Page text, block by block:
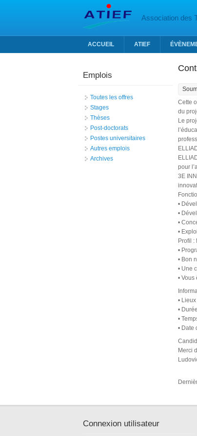
Association des
ACCUEIL ATIEF
Cette
du
Le
pour
3E
•
•
•
•
Profil
•
• Bon
• Une
•
•
•
•
• Date
Merci
Emplois
Toutes les offres
Stages
Thèses
Post-doctorats
Postes universitaires
Autres emplois
Archives
Connexion utilisateur